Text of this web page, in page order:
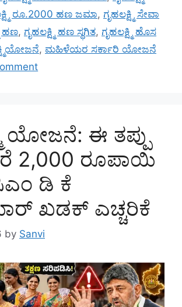
ರೂ.2000 ಹಣ ಜಮಾ, ಗೃಹಲಕ್ಷ್ಮಿ ಸೇವಾ
ಹಣ, ಗೃಹಲಕ್ಷ್ಮಿ ಹಣ ಸ್ಥಗಿತ, ಗೃಹಲಕ್ಷ್ಮಿ ಹೊಸ
, ಮಹಿಳೆಯರ ಸರ್ಕಾರಿ ಯೋಜನೆ
ಯೋಜನೆ: ಈ ತಪ್ಪು
2,000 ರೂಪಾಯಿ
ಡಿ ಕೆ
ಖಡಕ್ ಎಚ್ಚರಿಕೆ
by Sanvi